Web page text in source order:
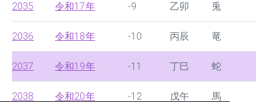
2035 令和17年 -9 乙卯 兎
2036 令和18年 -10 丙辰 竜
2037 令和19年 -11 丁巳 蛇
2038 令和20年 -12 戊午 馬